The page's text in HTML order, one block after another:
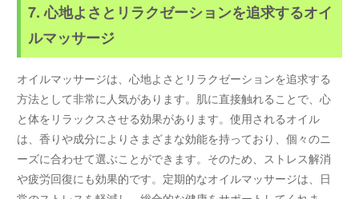
7. 心地よさとリラクゼーションを追求するオイ
ルマッサージ
オイルマッサージは、心地よさとリラクゼーションを追求する
方法として非常に人気があります。肌に直接触れることで、心
と体をリラックスさせる効果があります。使用されるオイル
は、香りや成分によりさまざまな効能を持っており、個々のニ
ーズに合わせて選ぶことができます。そのため、ストレス解消
や疲労回復にも効果的です。定期的なオイルマッサージは、日